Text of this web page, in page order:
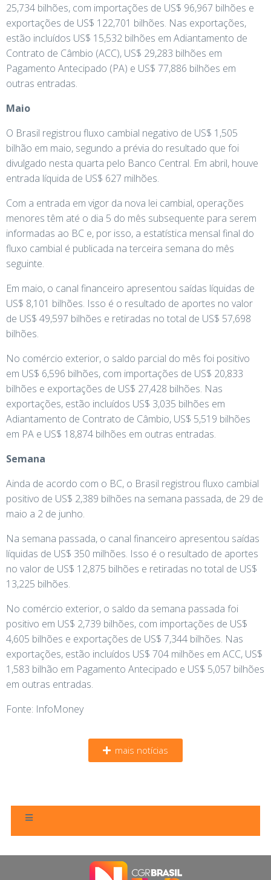
25,734 bilhões, com importações de US$ 96,967 bilhões e
exportações de US$ 122,701 bilhões. Nas exportações,
estão incluídos US$ 15,532 bilhões em Adiantamento de
Contrato de Câmbio (ACC), US$ 29,283 bilhões em
Pagamento Antecipado (PA) e US$ 77,886 bilhões em
outras entradas.
Maio
O Brasil registrou fluxo cambial negativo de US$ 1,505
bilhão em maio, segundo a prévia do resultado que foi
divulgado nesta quarta pelo Banco Central. Em abril, houve
entrada líquida de US$ 627 milhões.
Com a entrada em vigor da nova lei cambial, operações
menores têm até o dia 5 do mês subsequente para serem
informadas ao BC e, por isso, a estatística mensal final do
fluxo cambial é publicada na terceira semana do mês
seguinte.
Em maio, o canal financeiro apresentou saídas líquidas de
US$ 8,101 bilhões. Isso é o resultado de aportes no valor
de US$ 49,597 bilhões e retiradas no total de US$ 57,698
bilhões.
No comércio exterior, o saldo parcial do mês foi positivo
em US$ 6,596 bilhões, com importações de US$ 20,833
bilhões e exportações de US$ 27,428 bilhões. Nas
exportações, estão incluídos US$ 3,035 bilhões em
Adiantamento de Contrato de Câmbio, US$ 5,519 bilhões
em PA e US$ 18,874 bilhões em outras entradas.
Semana
Ainda de acordo com o BC, o Brasil registrou fluxo cambial
positivo de US$ 2,389 bilhões na semana passada, de 29 de
maio a 2 de junho.
Na semana passada, o canal financeiro apresentou saídas
líquidas de US$ 350 milhões. Isso é o resultado de aportes
no valor de US$ 12,875 bilhões e retiradas no total de US$
13,225 bilhões.
No comércio exterior, o saldo da semana passada foi
positivo em US$ 2,739 bilhões, com importações de US$
4,605 bilhões e exportações de US$ 7,344 bilhões. Nas
exportações, estão incluídos US$ 704 milhões em ACC, US$
1,583 bilhão em Pagamento Antecipado e US$ 5,057 bilhões
em outras entradas.
Fonte: InfoMoney
mais notícias